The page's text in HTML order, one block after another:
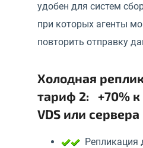
удобен для систем
при которых агенты
повторить отправку
Холодная
тариф 2: +70%
VDS или сервера
Репликация